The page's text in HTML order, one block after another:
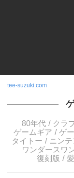
tee-suzuki.com
80年代 クラ
ゲームギア
ゲ
タイトー
ニン
ワンダースワ
復刻版